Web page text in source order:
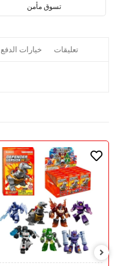
تسوق مأمن
خيارات الدفع تعليقات